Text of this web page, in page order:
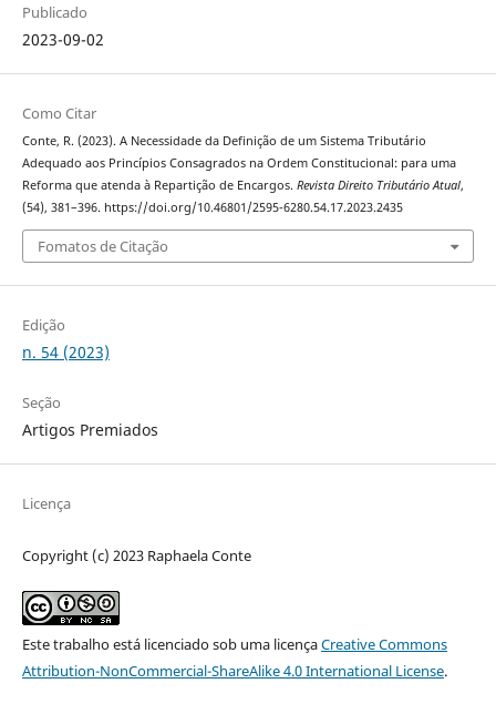
Publicado
2023-09-02
Como Citar
Conte, R. (2023). A Necessidade da Definição de um Sistema Tributário
Adequado aos Princípios Consagrados na Ordem Constitucional: para uma
Reforma que atenda à Repartição de Encargos. Revista Direito Tributário Atual,
(54), 381–396. https://doi.org/10.46801/2595-6280.54.17.2023.2435
Fomatos de Citação
Edição
n. 54 (2023)
Seção
Artigos Premiados
Licença
Copyright (c) 2023 Raphaela Conte
Este trabalho está licenciado sob uma licençaCreative Commons
Attribution-NonCommercial-ShareAlike 4.0 International License.